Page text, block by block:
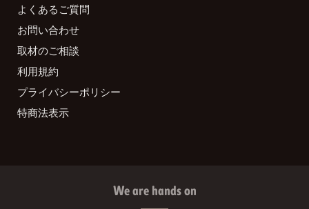
よくあるご質問
お問い合わせ
取材のご相談
利用規約
プライバシーポリシー
特商法表示
We are hands on